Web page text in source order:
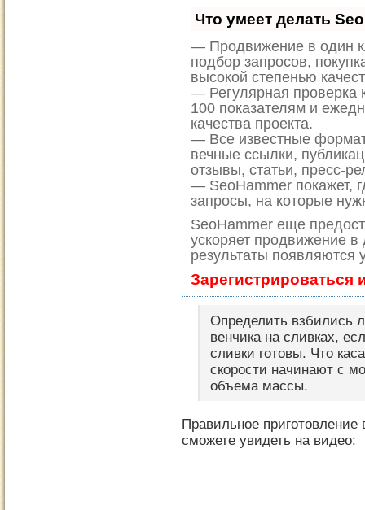
Что умеет делать
— Продвижение в один
подбор запросов,
высокой степенью
— Регулярная проверка
100 показателям и
качества проекта.
— Все известные
вечные ссылки,
отзывы, статьи, пресс-
— SeoHammer покажет,
запросы, на которые
SeoHammer еще
ускоряет продвижение
результаты появляются
Зарегистрироваться
Определить взбились
венчика на сливках,
сливки готовы. Что
скорости начинают с
объема массы.
Правильное
сможете увидеть на видео: